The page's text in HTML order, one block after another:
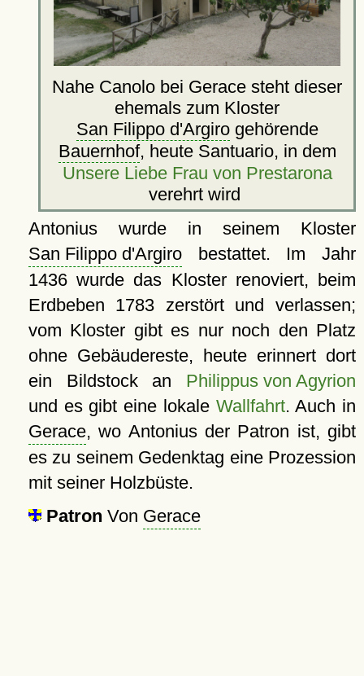
Nahe Canolo bei Gerace steht dieser
ehemals zum Kloster
San Filippo d'Argirogehörende
Bauernhof, heute Santuario, in dem
Unsere Liebe Frau von Prestarona
verehrt wird
Antonius wurde in seinem Kloster
San Filippo d'Argirobestattet. Im Jahr
1436 wurde das Kloster renoviert, beim
Erdbeben 1783 zerstört und verlassen;
vom Kloster gibt es nur noch den Platz
ohne Gebäudereste, heute erinnert dort
ein Bildstock an Philippus von Agyrion
und es gibt eine lokale Wallfahrt. Auch in
Gerace, wo Antonius der Patron ist, gibt
es zu seinem Gedenktag eine Prozession
mit seiner Holzbüste.
Patron Von Gerace